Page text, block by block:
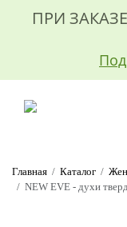
ПРИ
Главная Каталог
NEW EVE - духи